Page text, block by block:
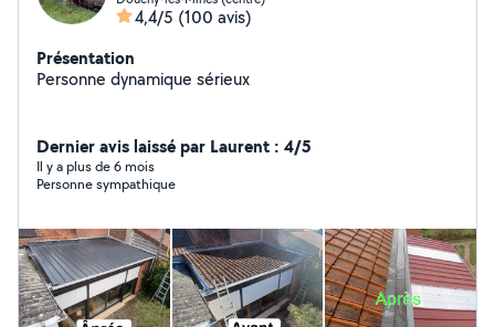
4,4/5 (100 avis)
Présentation
Personne dynamique sérieux
Dernier avis laissé par Laurent : 4/5
Il y a plus de 6 mois
Personne sympathique